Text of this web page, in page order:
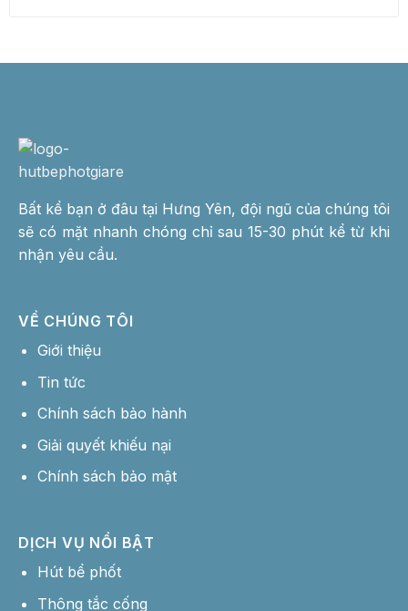
Bất kể bạn ở đâu tại Hưng Yên, đội ngũ của chúng tôi
sẽ có mặt nhanh chóng chỉ sau 15-30 phút kể từ khi
nhận yêu cầu.
VỀ CHÚNG TÔI
Giới thiệu
Tin tức
Chính sách bảo hành
Giải quyết khiếu nại
Chính sách bảo mật
DỊCH VỤ NỔI BẬT
Hút bể phốt
Thông tắc cống